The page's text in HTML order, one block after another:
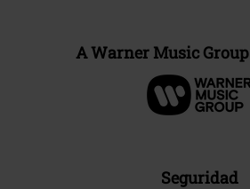
A Warner Music
Seguridad